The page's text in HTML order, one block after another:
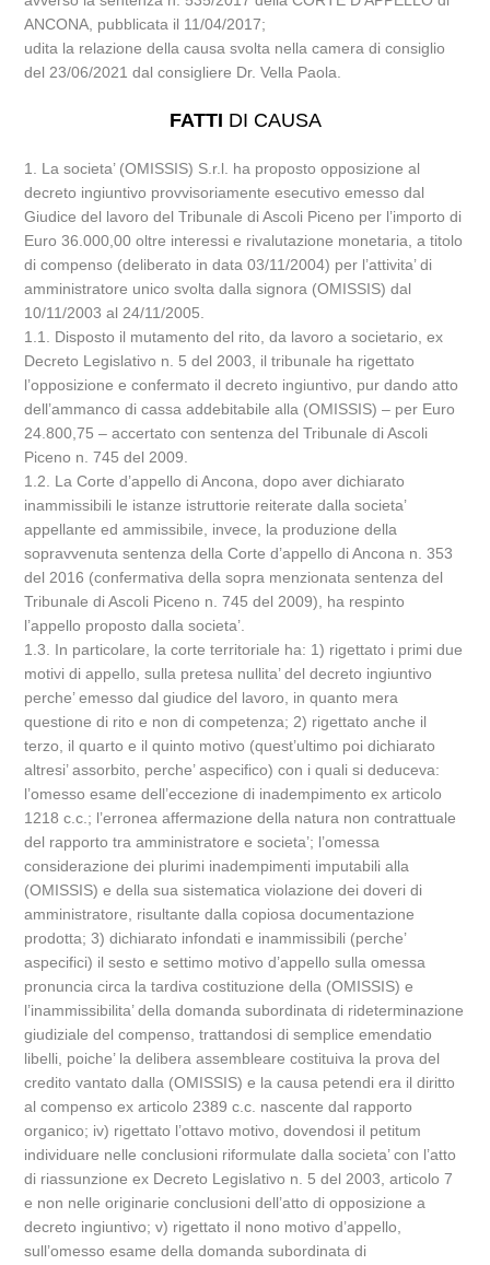
ANCONA, pubblicata il 11/04/2017;
udita la relazione della causa svolta nella camera di consiglio
del 23/06/2021 dal consigliere Dr. Vella Paola.
FATTI DI CAUSA
1. La societa’ (OMISSIS) S.r.l. ha proposto opposizione al
decreto ingiuntivo provvisoriamente esecutivo emesso dal
Giudice del lavoro del Tribunale di Ascoli Piceno per l’importo di
Euro 36.000,00 oltre interessi e rivalutazione monetaria, a titolo
di compenso (deliberato in data 03/11/2004) per l’attivita’ di
amministratore unico svolta dalla signora (OMISSIS) dal
10/11/2003 al 24/11/2005.
1.1. Disposto il mutamento del rito, da lavoro a societario, ex
Decreto Legislativo n. 5 del 2003, il tribunale ha rigettato
l’opposizione e confermato il decreto ingiuntivo, pur dando atto
dell’ammanco di cassa addebitabile alla (OMISSIS) – per Euro
24.800,75 – accertato con sentenza del Tribunale di Ascoli
Piceno n. 745 del 2009.
1.2. La Corte d’appello di Ancona, dopo aver dichiarato
inammissibili le istanze istruttorie reiterate dalla societa’
appellante ed ammissibile, invece, la produzione della
sopravvenuta sentenza della Corte d’appello di Ancona n. 353
del 2016 (confermativa della sopra menzionata sentenza del
Tribunale di Ascoli Piceno n. 745 del 2009), ha respinto
l’appello proposto dalla societa’.
1.3. In particolare, la corte territoriale ha: 1) rigettato i primi due
motivi di appello, sulla pretesa nullita’ del decreto ingiuntivo
perche’ emesso dal giudice del lavoro, in quanto mera
questione di rito e non di competenza; 2) rigettato anche il
terzo, il quarto e il quinto motivo (quest’ultimo poi dichiarato
altresi’ assorbito, perche’ aspecifico) con i quali si deduceva:
l’omesso esame dell’eccezione di inadempimento ex articolo
1218 c.c.; l’erronea affermazione della natura non contrattuale
del rapporto tra amministratore e societa’; l’omessa
considerazione dei plurimi inadempimenti imputabili alla
(OMISSIS) e della sua sistematica violazione dei doveri di
amministratore, risultante dalla copiosa documentazione
prodotta; 3) dichiarato infondati e inammissibili (perche’
aspecifici) il sesto e settimo motivo d’appello sulla omessa
pronuncia circa la tardiva costituzione della (OMISSIS) e
l’inammissibilita’ della domanda subordinata di rideterminazione
giudiziale del compenso, trattandosi di semplice emendatio
libelli, poiche’ la delibera assembleare costituiva la prova del
credito vantato dalla (OMISSIS) e la causa petendi era il diritto
al compenso ex articolo 2389 c.c. nascente dal rapporto
organico; iv) rigettato l’ottavo motivo, dovendosi il petitum
individuare nelle conclusioni riformulate dalla societa’ con l’atto
di riassunzione ex Decreto Legislativo n. 5 del 2003, articolo 7
e non nelle originarie conclusioni dell’atto di opposizione a
decreto ingiuntivo; v) rigettato il nono motivo d’appello,
sull’omesso esame della domanda subordinata di